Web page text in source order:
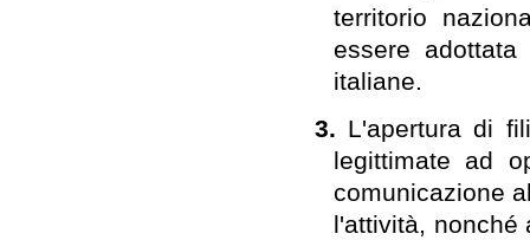
territorio
essere
italiane.
3. L'apertura di
legittimate ad
comunicazione
l'attività, nonché